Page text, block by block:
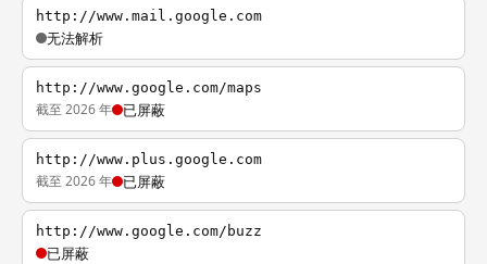
http://www.mail.google.com
无法解析
http://www.google.com/maps
截至 2026 年 已屏蔽
http://www.plus.google.com
截至 2026 年 已屏蔽
http://www.google.com/buzz
已屏蔽